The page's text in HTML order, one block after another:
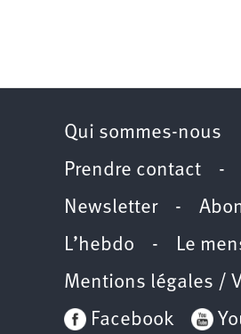
Qui sommes-nous
Prendre contact -
Newsletter -
L’hebdo - Le
Mentions légales /
Facebook